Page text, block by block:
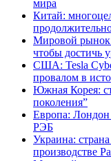
мира
Китай:
Мировой
чтобы достичь
США: Tesla
провалом в
Южная Корея:
поколения”
Европа: Лондон
РЭБ
Украина:
производстве